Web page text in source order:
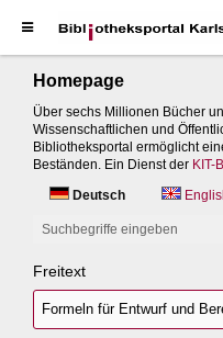
Homepage
Über sechs Millionen Bücher
Wissenschaftlichen und
Bibliotheksportal ermöglicht
Beständen. Ein Dienst der KIT-
Deutsch
Suchbegriffe eingeben
Freitext